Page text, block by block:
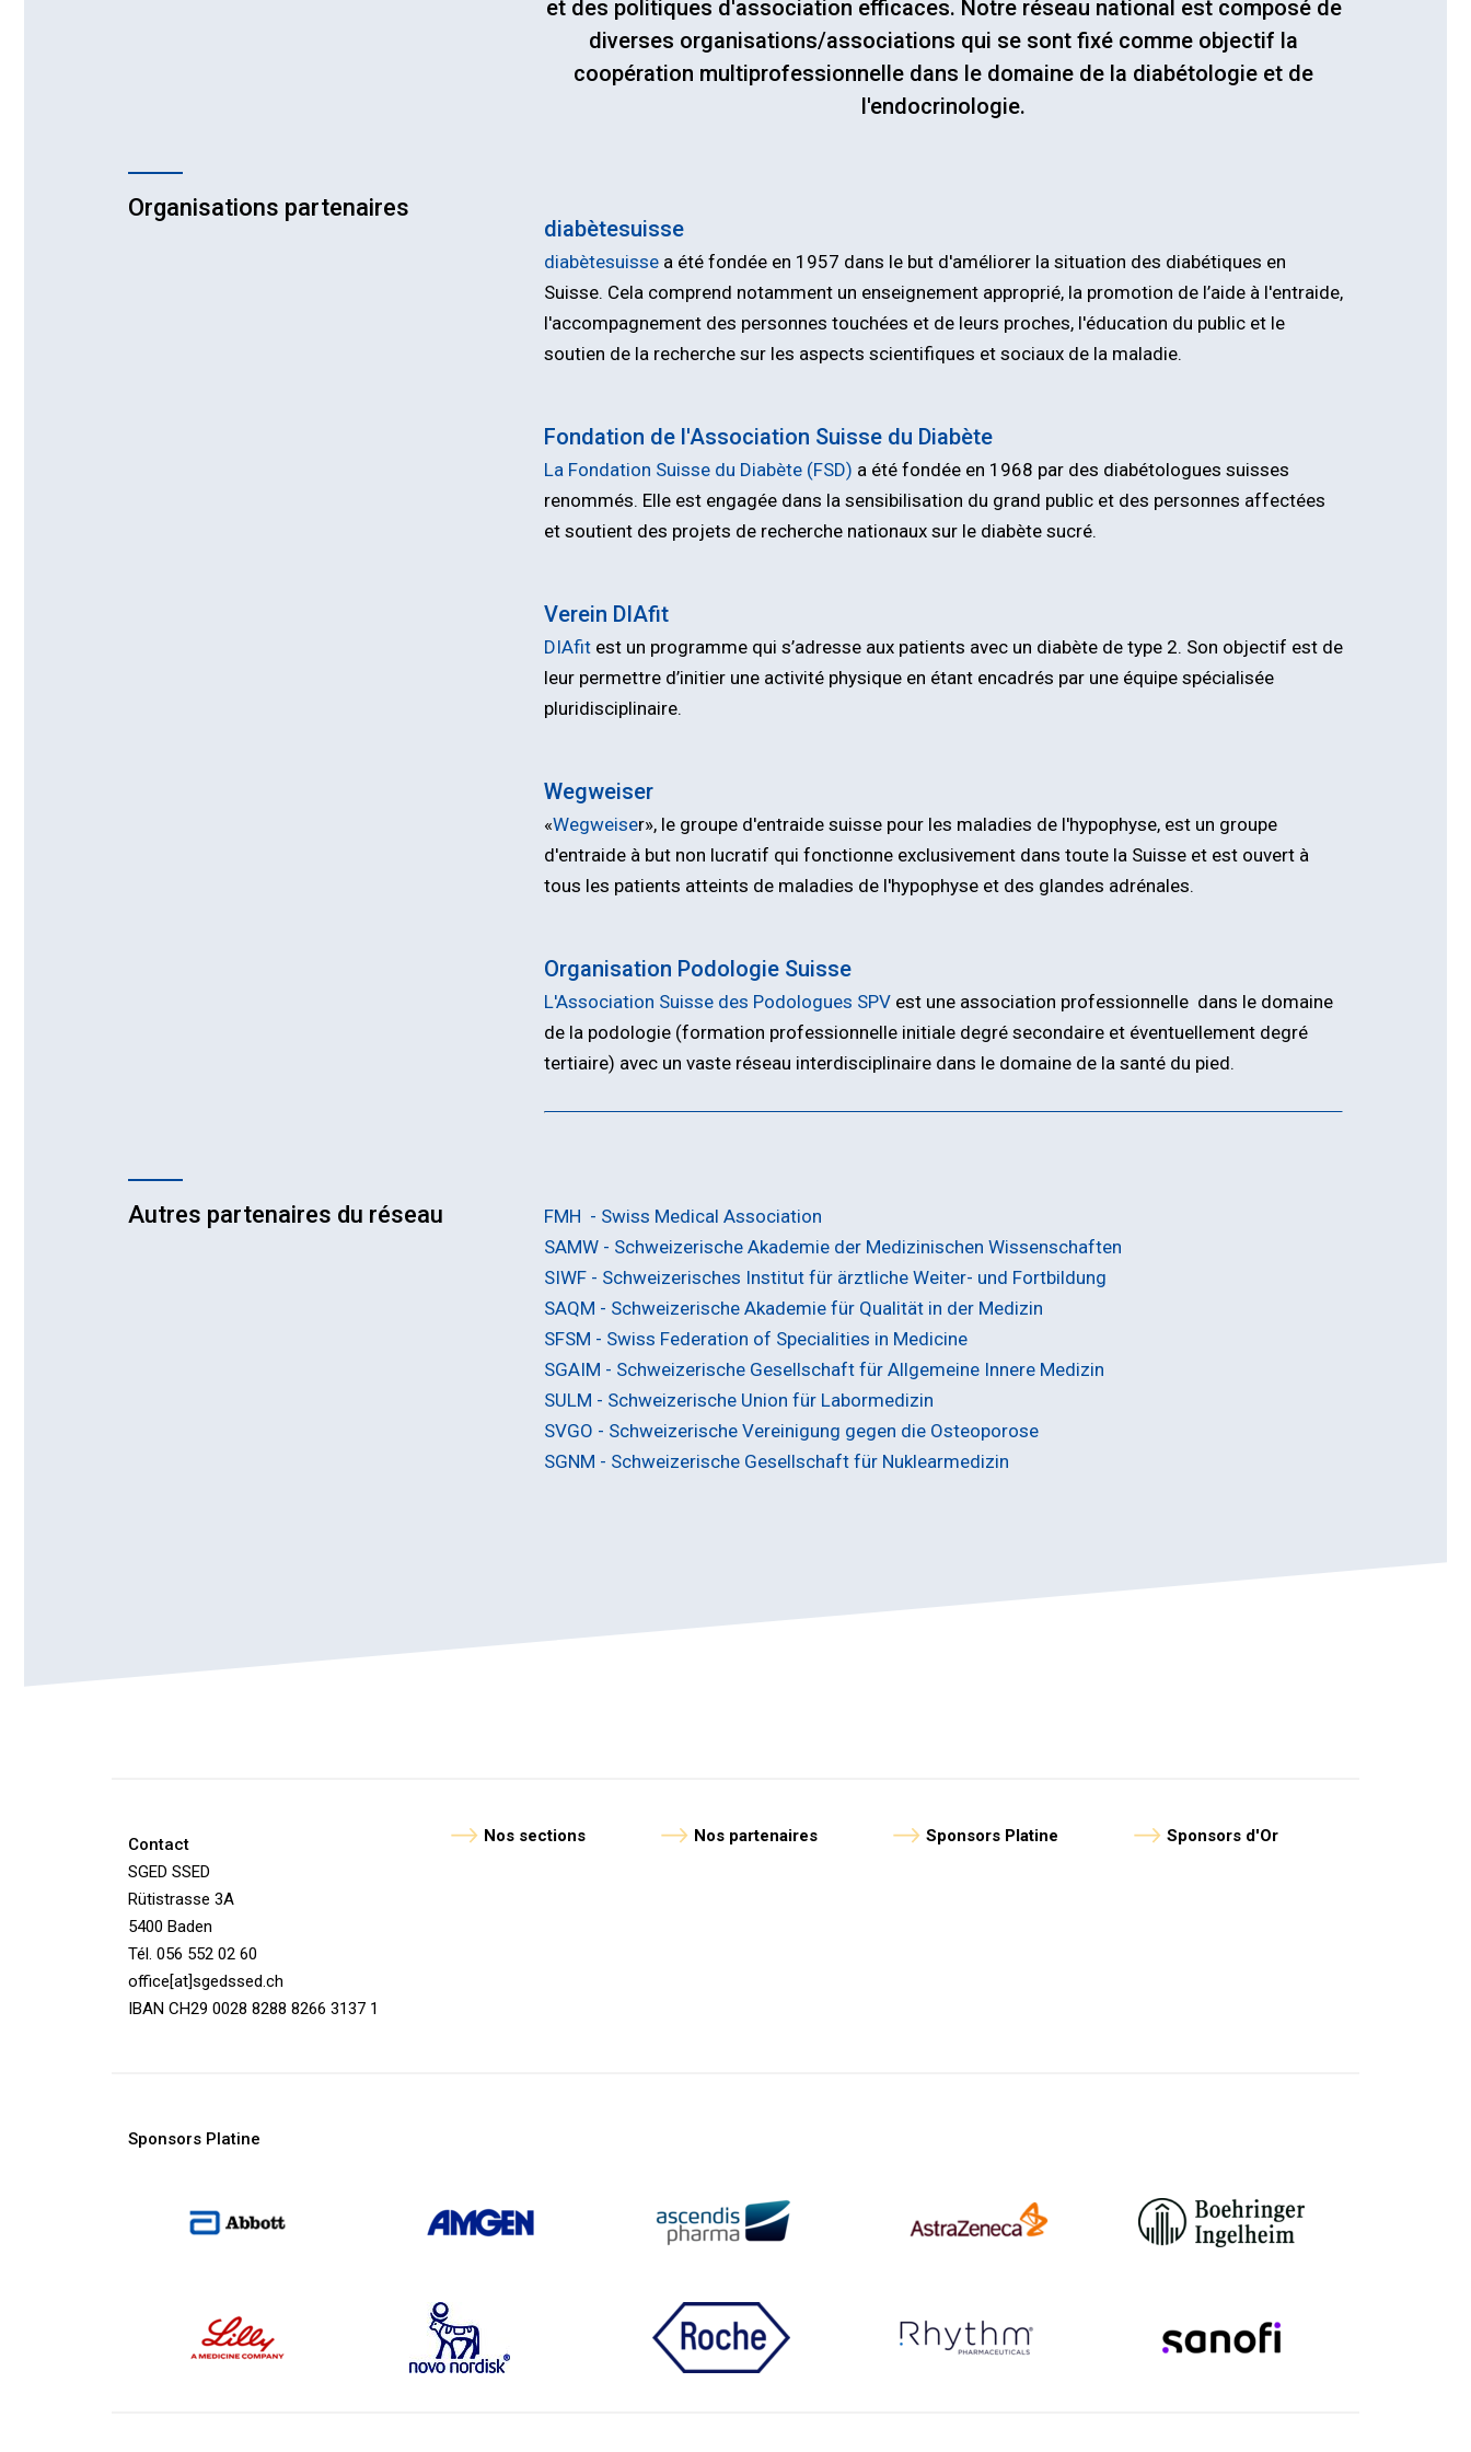
médecins généralistes
et des politiques d'association efficaces. Notre réseau national est composé de
diverses organisations/associations qui se sont fixé comme objectif la
coopération multiprofessionnelle dans le domaine de la diabétologie et de
l'endocrinologie.
Organisations partenaires
diabètesuisse
diabètesuisse a été fondée en 1957 dans le but d'améliorer la situation des diabétiques en
Suisse. Cela comprend notamment un enseignement approprié, la promotion de l’aide à l'entraide,
l'accompagnement des personnes touchées et de leurs proches, l'éducation du public et le
soutien de la recherche sur les aspects scientifiques et sociaux de la maladie.
Fondation de l'Association Suisse du Diabète
La Fondation Suisse du Diabète (FSD) a été fondée en 1968 par des diabétologues suisses
renommés. Elle est engagée dans la sensibilisation du grand public et des personnes affectées
et soutient des projets de recherche nationaux sur le diabète sucré.
Verein DIAfit
DIAfit est un programme qui s’adresse aux patients avec un diabète de type 2. Son objectif est de
leur permettre d’initier une activité physique en étant encadrés par une équipe spécialisée
pluridisciplinaire.
Wegweiser
«Wegweiser», le groupe d'entraide suisse pour les maladies de l'hypophyse, est un groupe
d'entraide à but non lucratif qui fonctionne exclusivement dans toute la Suisse et est ouvert à
tous les patients atteints de maladies de l'hypophyse et des glandes adrénales.
Organisation Podologie Suisse
L'Association Suisse des Podologues SPV est une association professionnelle dans le domaine
de la podologie (formation professionnelle initiale degré secondaire et éventuellement degré
tertiaire) avec un vaste réseau interdisciplinaire dans le domaine de la santé du pied.
Autres partenaires du réseau
FMH - Swiss Medical Association
SAMW - Schweizerische Akademie der Medizinischen Wissenschaften
SIWF - Schweizerisches Institut für ärztliche Weiter- und Fortbildung
SAQM - Schweizerische Akademie für Qualität in der Medizin
SFSM - Swiss Federation of Specialities in Medicine
SGAIM - Schweizerische Gesellschaft für Allgemeine Innere Medizin
SULM - Schweizerische Union für Labormedizin
SVGO - Schweizerische Vereinigung gegen die Osteoporose
SGNM - Schweizerische Gesellschaft für Nuklearmedizin
Contact
SGED SSED
Rütistrasse 3A
5400 Baden
Tél. 056 552 02 60
office[at]sgedssed.ch
IBAN CH29 0028 8288 8266 3137 1
Nos sections Nos partenaires Sponsors Platine Sponsors d'Or
Sponsors Platine